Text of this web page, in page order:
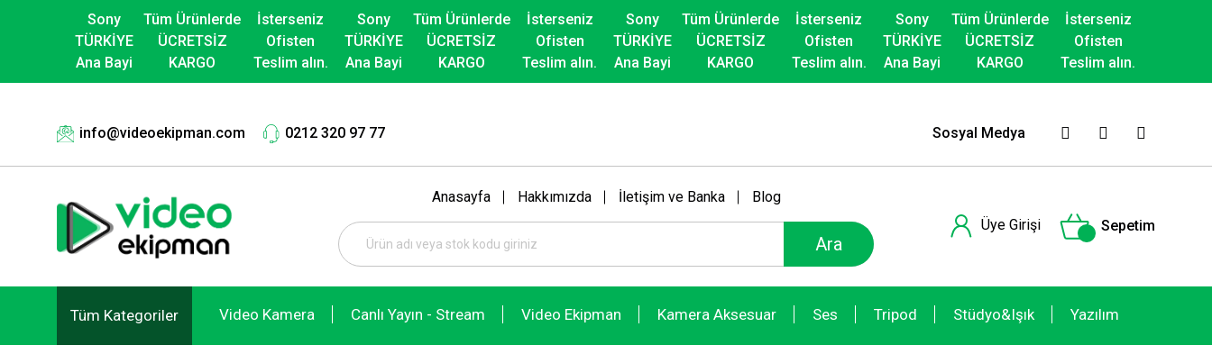
Sony
TÜRKİYE
Ana Bayi
Tüm Ürünlerde
ÜCRETSİZ
KARGO
İsterseniz
Ofisten
Teslim alın.
Sony
TÜRKİYE
Ana Bayi
Tüm Ürünlerde
ÜCRETSİZ
KARGO
İsterseniz
Ofisten
Teslim alın.
Sony
TÜRKİYE
Ana Bayi
Tüm Ürünlerde
ÜCRETSİZ
KARGO
İsterseniz
Ofisten
Teslim alın.
Sony
TÜRKİYE
Ana Bayi
Tüm Ürünlerde
ÜCRETSİZ
KARGO
İsterseniz
Ofisten
Teslim alın.
info@videoekipman.com 0212 320 97 77 Sosyal Medya
Anasayfa Hakkımızda İletişim ve Banka Blog
Ara
Üye Girişi Sepetim
Tüm Kategoriler Video Kamera Canlı Yayın - Stream Video Ekipman Kamera Aksesuar Ses Tripod Stüdyo&Işık Yazılım